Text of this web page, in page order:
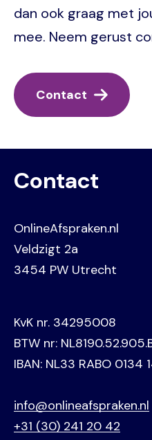
dan ook graag met
mee. Neem gerust
Contact
Contact
OnlineAfspraken.nl
Veldzigt 2a
3454 PW Utrecht
KvK nr. 34295008
BTW nr:
IBAN: NL33 RABO 0134
info@onlineafspraken.nl
+31 (30) 241 20 42